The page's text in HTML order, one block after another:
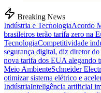
Breaking News
Indústria e TecnologiaAcordo
brasileiros terão tarifa zero na
TecnologiaCompetitividade
segurança digital, diz diretor
nova tarifa dos EUA alegando
Meio AmbienteSchneider
otimizar sistema elétrico e
IndústriaInteligência artificial